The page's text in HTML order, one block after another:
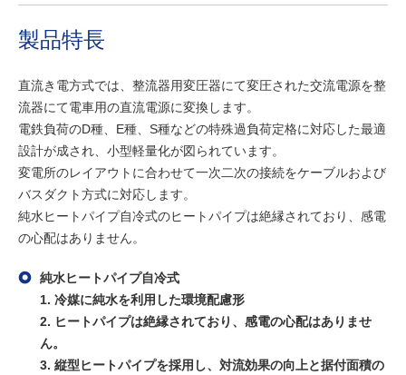
製品特長
直流き電方式では、整流器用変圧器にて変圧された交流電源を整
流器にて電車用の直流電源に変換します。
電鉄負荷のD種、E種、S種などの特殊過負荷定格に対応した最適
設計が成され、小型軽量化が図られています。
変電所のレイアウトに合わせて一次二次の接続をケーブルおよび
バスダクト方式に対応します。
純水ヒートパイプ自冷式のヒートパイプは絶縁されており、感電
の心配はありません。
純水ヒートパイプ自冷式
1. 冷媒に純水を利用した環境配慮形
2. ヒートパイプは絶縁されており、感電の心配はありませ
ん。
3. 縦型ヒートパイプを採用し、対流効果の向上と据付面積の